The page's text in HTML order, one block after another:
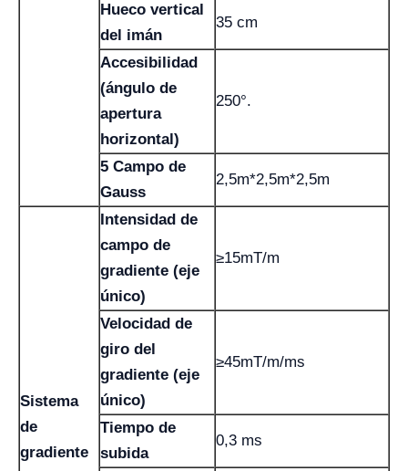
Hueco vertical
del imán
35 cm
Accesibilidad
(ángulo de
apertura
horizontal)
250°.
5 Campo de
Gauss
2,5m*2,5m*2,5m
Sistema
de
gradiente
Intensidad de
campo de
gradiente (eje
único)
≥15mT/m
Velocidad de
giro del
gradiente (eje
único)
≥45mT/m/ms
Tiempo de
subida
0,3 ms